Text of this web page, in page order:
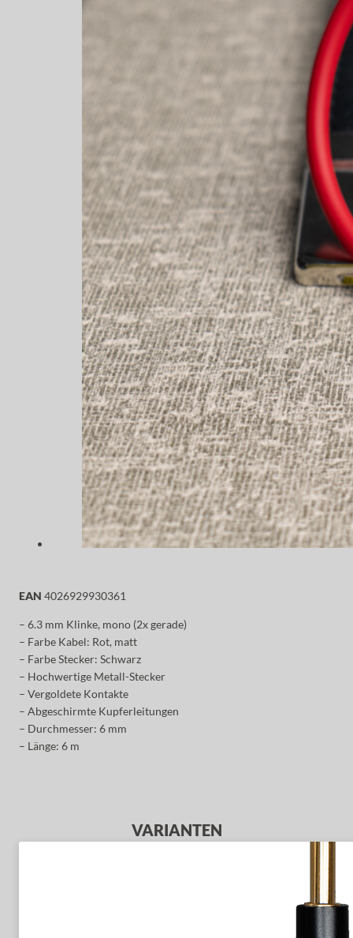
EAN 4026929930361
– 6.3 mm Klinke, mono (2x gerade)
– Farbe Kabel: Rot, matt
– Farbe Stecker: Schwarz
– Hochwertige Metall-Stecker
– Vergoldete Kontakte
– Abgeschirmte Kupferleitungen
– Durchmesser: 6 mm
– Länge: 6 m
VARIANTEN